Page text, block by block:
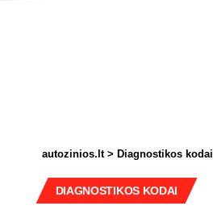
autozinios.lt> Diagnostikos kodai
DIAGNOSTIKOS KODAI